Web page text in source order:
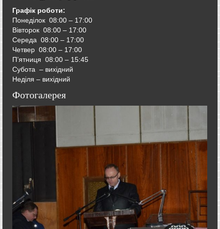
Графік роботи:
Понеділок 08:00 – 17:00
Вівторок 08:00 – 17:00
Середа 08:00 – 17:00
Четвер 08:00 – 17:00
П’ятниця 08:00 – 15:45
Субота – вихідний
Неділя – вихідний
Фотогалерея